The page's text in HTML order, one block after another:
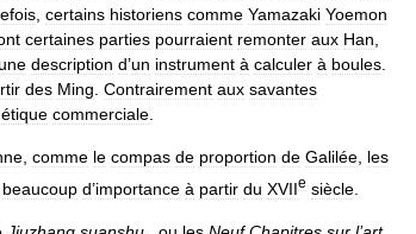
certains historiens comme Yamazaki Yoemon
certaines parties pourraient remonter aux Han
description d’un instrument à calculer à boules
des Ming Contrairement aux savantes
commerciale
comme le compas de proportion de Galilée les
beaucoup d’importance à partir du XVIIe siècle